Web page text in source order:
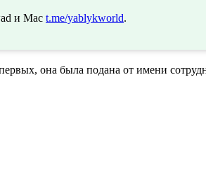
и Mac t.me/yablykworld.
она была подана от имени